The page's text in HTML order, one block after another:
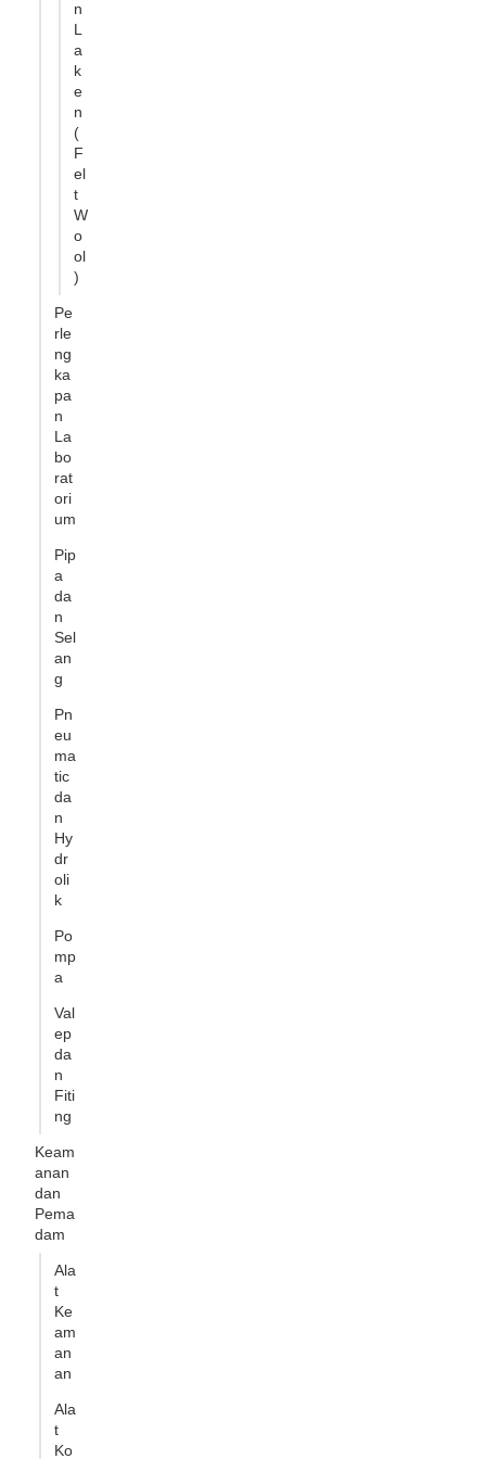
n
L
a
k
e
n
(
F
el
t
W
o
ol
)
Pe
rle
ng
ka
pa
n
La
bo
rat
ori
um
Pip
a
da
n
Sel
an
g
Pn
eu
ma
tic
da
n
Hy
dr
oli
k
Po
mp
a
Val
ep
da
n
Fiti
ng
Keam
anan
dan
Pema
dam
Ala
t
Ke
am
an
an
Ala
t
Ko